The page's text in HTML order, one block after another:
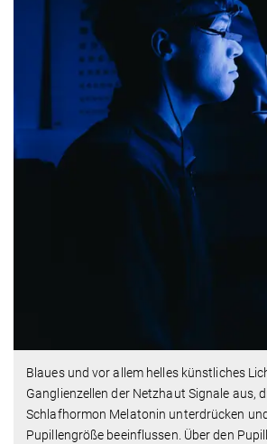
Blaues und vor allem helles künstliches
Ganglienzellen der Netzhaut Signale aus,
Schlafhormon Melatonin unterdrücken
Pupillengröße beeinflussen. Über den